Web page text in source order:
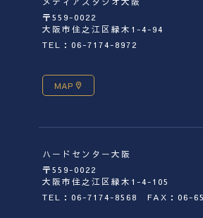
〒559-0022
大阪市住之江区緑木1-4-94
TEL：06-7174-8972
MAP
ハードセンター大阪
〒559-0022
大阪市住之江区緑木1-4-105
TEL：06-7174-8568 FAX：06-